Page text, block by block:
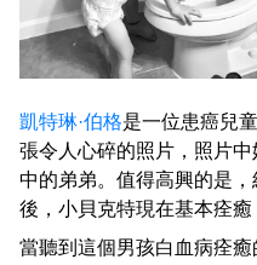
凱特琳·伯格是一位患癌兒
張令人心碎的照片，照片
中的弟弟。值得高興的是
後，小貝克特現在基本痊癒
當聽到這個男孩白血病痊癒